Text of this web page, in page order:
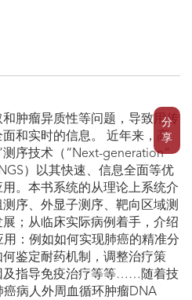
分
享
肿瘤异质性等问题，导致用传
和实时的信息。 近年来，高
序技术（“Next-generation”
）以其快速、信息全面等优
。本书系统的从理论上系统介
序、外显子测序、靶向区域测
；从临床实际病例着手，介绍
用：例如如何实现肺癌的精准分
鉴定耐药机制，调整治疗策
及指导免疫治疗等等……随着技
病人外周血循环肿瘤DNA